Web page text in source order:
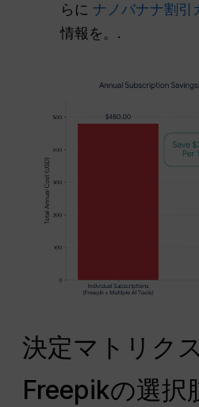
らに ナノバナナ割引
情報を。.
決定マトリク
Freepikの選択